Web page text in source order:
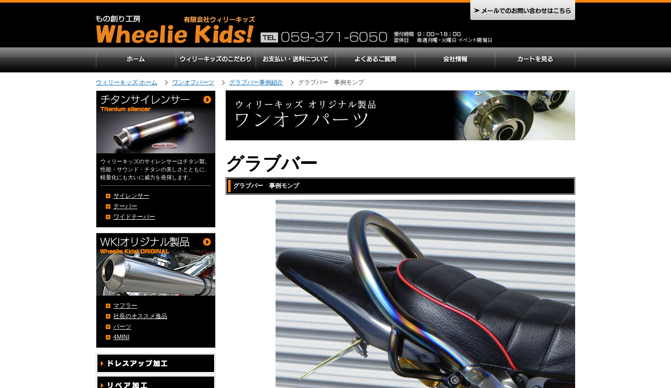
ウィリーキッズ ホーム ワンオフパーツ グラブバー事例紹介 グラブバー 事例モンプ
グラブバー
グラブバー 事例モンプ
ウィリーキッズのサイレンサーはチタン製。
性能・サウンド・チタンの美しさとともに、
軽量化にも大いに威力を発揮します。
サイレンサー
テーパー
ワイドテーパー
マフラー
社長のオススメ逸品
パーツ
4MINI